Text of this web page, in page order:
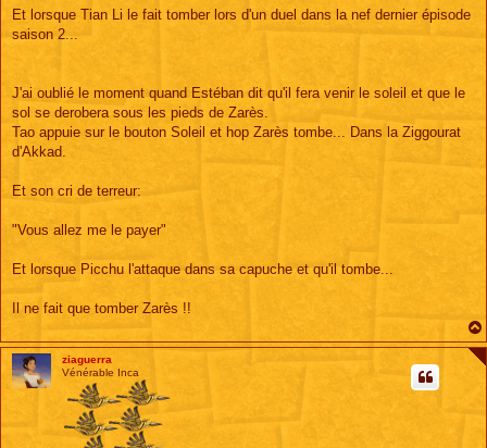
Et lorsque Tian Li le fait tomber lors d'un duel dans la nef dernier épisode
saison 2...
J'ai oublié le moment quand Estéban dit qu'il fera venir le soleil et que le
sol se derobera sous les pieds de Zarès.
Tao appuie sur le bouton Soleil et hop Zarès tombe... Dans la Ziggourat
d'Akkad.
Et son cri de terreur:
"Vous allez me le payer"
Et lorsque Picchu l'attaque dans sa capuche et qu'il tombe...
Il ne fait que tomber Zarès !!
ziaguerra
Vénérable Inca